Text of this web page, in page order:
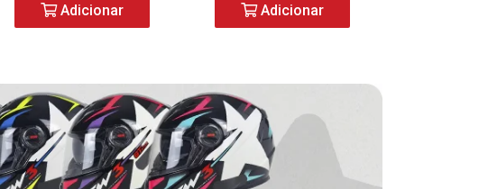
Adicionar Adicionar